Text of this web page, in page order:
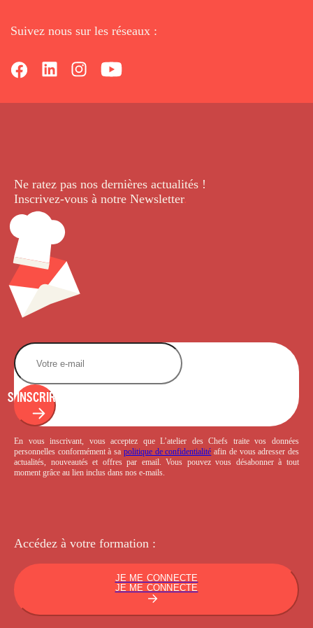
Suivez nous sur les réseaux :
Ne ratez pas nos dernières actualités !
Inscrivez-vous à notre Newsletter.
S'INSCRIRE
En vous inscrivant, vous acceptez que L’atelier des Chefs traite vos données
personnelles conformément à sa politique de confidentialité afin de vous adresser des
actualités, nouveautés et offres par email. Vous pouvez vous désabonner à tout
moment grâce au lien inclus dans nos e-mails.
Accédez à votre formation :
JE ME CONNECTE
JE ME CONNECTE